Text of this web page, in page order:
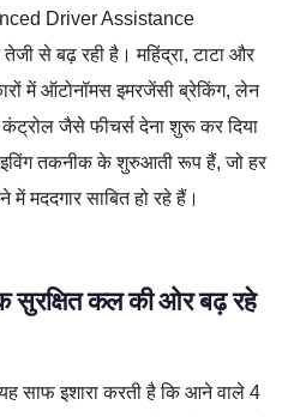
Driver Assistance
से बढ़ रही है। महिंद्रा, टाटा और
में ऑटोनॉमस इमरजेंसी ब्रेकिंग, लेन
जैसे फीचर्स देना शुरू कर दिया
तकनीक के शुरुआती रूप हैं, जो हर
मददगार साबित हो रहे हैं।
सुरक्षित कल की ओर बढ़ रहे
यह साफ इशारा करती है कि आने वाले 4